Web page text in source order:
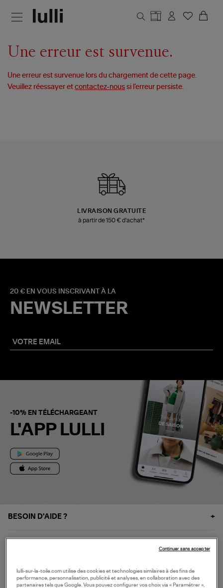
Une erreur est survenue.
Une erreur est survenue lors du chargement de cette page.
Veuillez réessayer etcontactez-nous si l’erreur persiste.
LIVRAISON GRATUITE
à partir de 150 € d'achat*
20 € EN VOUS INSCRIVANT À LA
NEWSLETTER
-10% EN TÉLÉCHARGEANT
L'APP LULLI
BESOIN D'AIDE ?
NOS SERVICES
lulli-sur-la-toile.com utilise des cookies et technologies similaires à des fins de
performance, personnalisation, publicité et analyses, en collaboration avec des
partenaires tels que Google. Vous pouvez configurer vos choix via « Paramétrer »,
Continuer sans accepter